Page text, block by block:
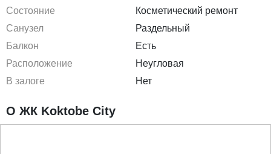
Состояние
Косметический ремонт
Санузел
Раздельный
Балкон
Есть
Расположение
Неугловая
В залоге
Нет
О ЖК Koktobe City